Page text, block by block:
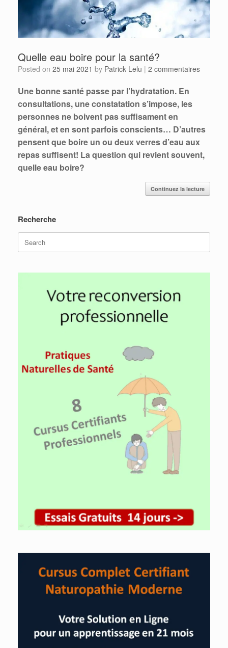
Quelle eau boire pour la santé?
Posted on 25 mai 2021 by Patrick Lelu | 2 commentaires
Une bonne santé passe par l’hydratation. En
consultations, une constatation s’impose, les
personnes ne boivent pas suffisament en
général, et en sont parfois conscients… D’autres
pensent que boire un ou deux verres d’eau aux
repas suffisent! La question qui revient souvent,
quelle eau boire?
Continuez la lecture
Recherche
Search
for: